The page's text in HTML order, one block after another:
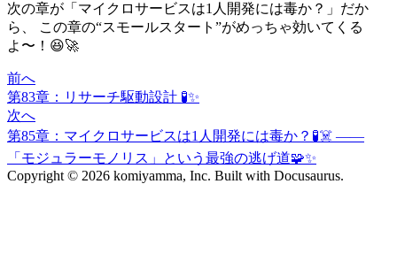
次の章が「マイクロサービスは1人開発には毒か？」だか
ら、 この章の“スモールスタート”がめっちゃ効いてくる
よ〜！😆🚀
前へ
第83章：リサーチ駆動設計 🧪✨
次へ
第85章：マイクロサービスは1人開発には毒か？🧪☠️ ——
「モジュラーモノリス」という最強の逃げ道🧩✨
Copyright © 2026 komiyamma, Inc. Built with Docusaurus.